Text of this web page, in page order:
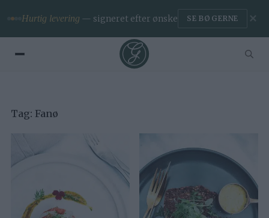
Hurtig levering — signeret efter ønske SE BØGERNE ✕
Tag: Fanø